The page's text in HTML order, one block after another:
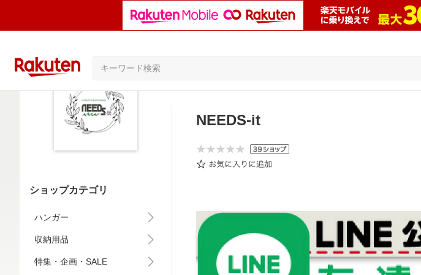
ショップカテゴリ
ハンガー
収納用品
特集・企画・SALE
NEEDS-it